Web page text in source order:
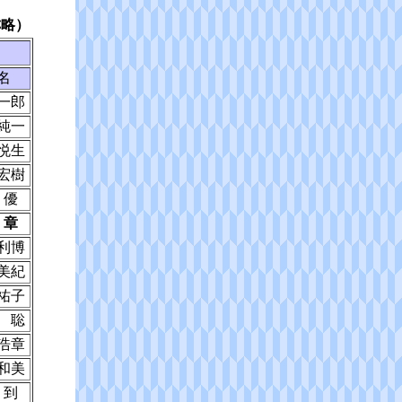
）
郎
一
生
樹
博
紀
子
聡
章
美